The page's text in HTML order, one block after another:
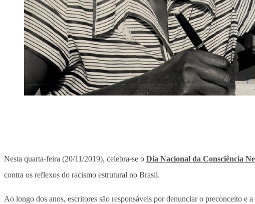
Nesta quarta-feira (20/11/2019), celebra-se o Dia Nacional da Consciência
contra os reflexos do racismo estrutural no Brasil.
Ao longo dos anos, escritores são responsáveis por denunciar o preconceito